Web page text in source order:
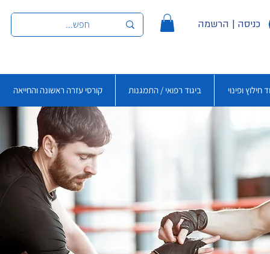
כניסה | הרשמה
חילוץ ופינוי ביגוד רפואי / התמגנות קורסי עזרה ראשונה והחייאה